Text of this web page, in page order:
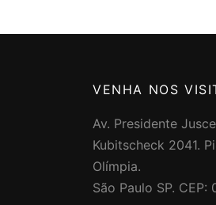
VENHA NOS
Av. Presidente
Kubitscheck 2041.
Olímpia.
São Paulo SP. CEP: